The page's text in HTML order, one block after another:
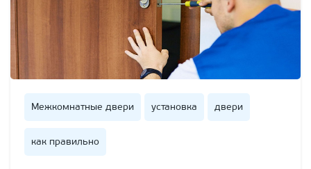
Межкомнатные двери установка двери
как правильно